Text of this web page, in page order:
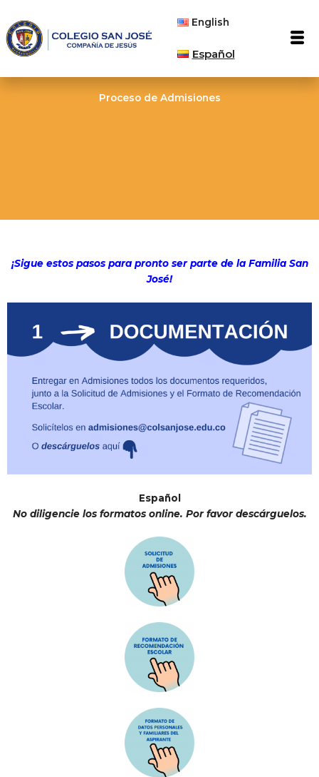
contenido
English
Español
Proceso de Admisiones
¡Sigue estos pasos para pronto ser parte de la Familia San
José!
Español
No diligencie los formatos online. Por favor descárguelos.